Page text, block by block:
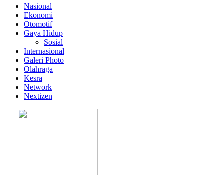
Nasional
Ekonomi
Otomotif
Gaya Hidup
Sosial
Internasional
Galeri Photo
Olahraga
Kesra
Network
Nextizen